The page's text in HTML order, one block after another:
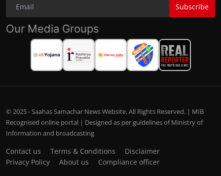
Subscribe
Our Media Groups
© 2025 - Saahas Samachar News Website. All Rights Reserved. | MIB
Recognised online portal | Designed as per guidelines of Ministry of
Information and broadcasting
Contact us Terms & Conditions
Disclaimer
Privacy Policy
About us Compliance officer